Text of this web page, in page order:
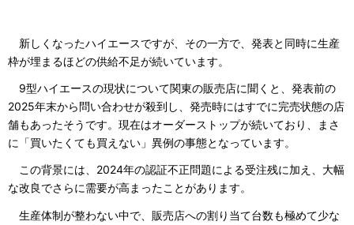
新しくなったハイエースですが、その一方で、発表と同時に生産
枠が埋まるほどの供給不足が続いています。
9型ハイエースの現状について関東の販売店に聞くと、発表前の
2025年末から問い合わせが殺到し、発売時にはすでに完売状態の店
舗もあったそうです。現在はオーダーストップが続いており、まさ
に「買いたくても買えない」異例の事態となっています。
この背景には、2024年の認証不正問題による受注残に加え、大幅
な改良でさらに需要が高まったことがあります。
生産体制が整わない中で、販売店への割り当て台数も極めて少な